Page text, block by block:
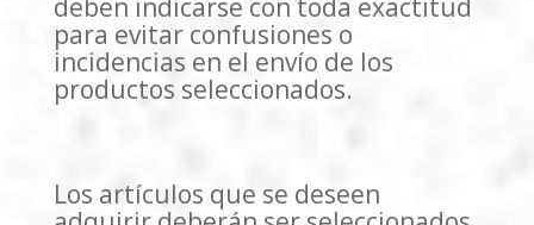
deben indicarse con toda exactitud
para evitar confusiones o
incidencias en el envío de los
productos seleccionados.
Los artículos que se deseen